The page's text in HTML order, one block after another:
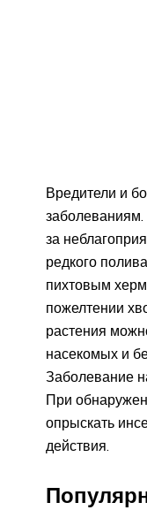
Вредители и
за
редкого
пихтовым
пожелтении
растения
насекомых и
Заболевание
При
опрыскать
действия.